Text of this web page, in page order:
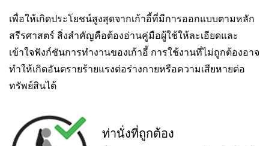
เพื่อให้เกิดประโยชน์สูงสุดจากเก้าอี้ที่มีการออกแบบตามหลัก
สรีรศาสตร์ สิ่งสำคัญคือต้องอ่านคู่มือผู้ใช้ให้ละเอียดและ
เข้าใจฟังก์ชันการทำงานของเก้าอี้ การใช้งานที่ไม่ถูกต้องอาจ
ทำให้เกิดอันตรายร้ายแรงต่อร่างกายหรือความเสียหายต่อ
ทรัพย์สินได้
ท่านั่งที่ถูกต้อง